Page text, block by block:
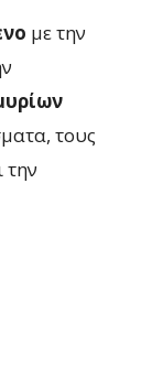
με την
τους
την